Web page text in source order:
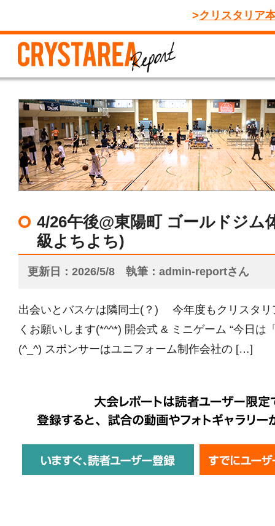
クリスタリア
4/26午後@東陽町 ゴールドジ
級よちよち)
更新日 2026/5/8 執筆 admin-reportさん
出会いとバスケは隣同士(？) 今年度もクリスタリ
くお願いします(*^^*) 開会式 & ミニゲーム “今日は
(^_^) スポンサーはユニフォーム制作会社の […]